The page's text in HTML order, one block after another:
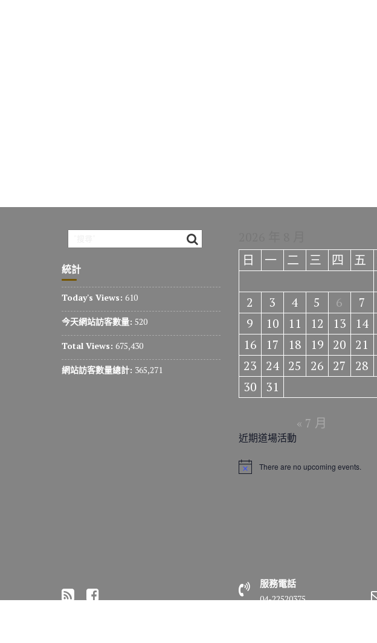
統計
Today's Views: 610
今天網站訪客數量: 520
Total Views: 675,430
網站訪客數量總計: 365,271
日
一 二 三 四 五
2
3 4 5 6 7
9
10 11 12 13 14
16
17 18 19 20 21
23
24 25 26 27 28
30
31
« 7 月
近期道場活動
N
There are no upcoming events.
服務電話
04-22520375